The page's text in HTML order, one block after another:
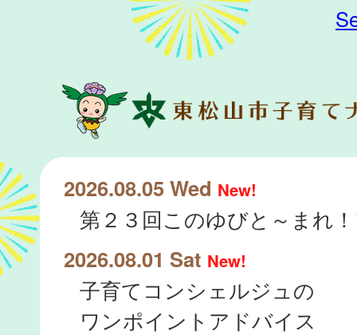
2026.08.05 Wed New!
2026.08.01 Sat New!
子育てコンシェルジュの
ワンポイントアドバイス